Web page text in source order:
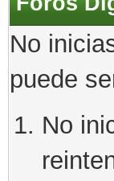
No
puede
No